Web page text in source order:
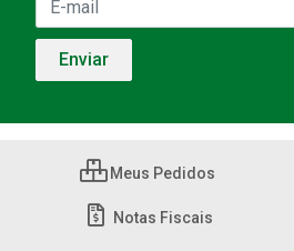
Meus Pedidos
Notas Fiscais